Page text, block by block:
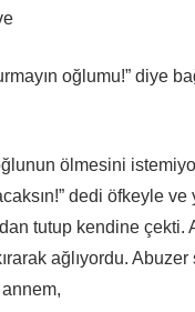
oğlumu!” diye
ölmesini
dedi öfkeyle ve
tutup kendine çekti.
ağlıyordu.